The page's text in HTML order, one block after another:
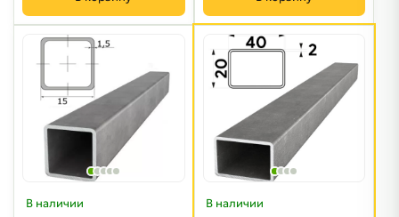
В наличии
В наличии